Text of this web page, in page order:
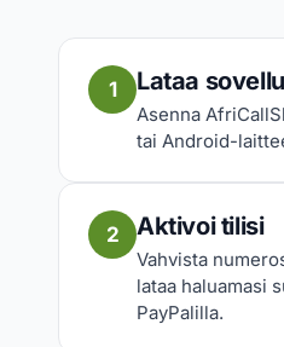
1 Lataa
Asenna
tai Android-
2 Aktivoi tilisi
Vahvista
lataa haluamasi
PayPalilla.